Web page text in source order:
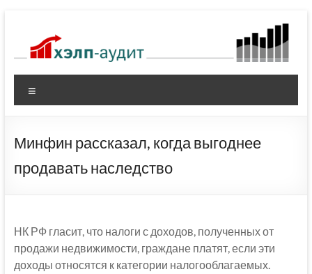
содержимому
Минфин рассказал, когда выгоднее
продавать наследство
НК РФ гласит, что налоги с доходов, полученных от
продажи недвижимости, граждане платят, если эти
доходы относятся к категории налогооблагаемых.